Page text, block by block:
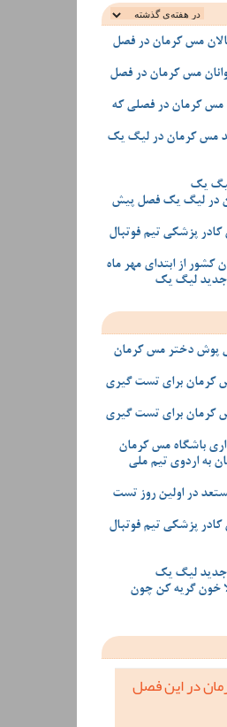
مس کرمان در فصل
مس کرمان در فصل
مس کرمان در فصلی که
مس کرمان در لیگ یک
یک
در لیگ یک فصل پیش
کادر پزشکی تیم فوتبال
کشور از ابتدای مهر ماه
جدید لیگ یک
پوش دختر مس کرمان
کرمان برای تست گیری
کرمان برای تست گیری
باشگاه مس کرمان
به اردوی تیم ملی
در اولین روز تست
کادر پزشکی تیم فوتبال
جدید لیگ یک
خون گریه کن چون
در این فصل